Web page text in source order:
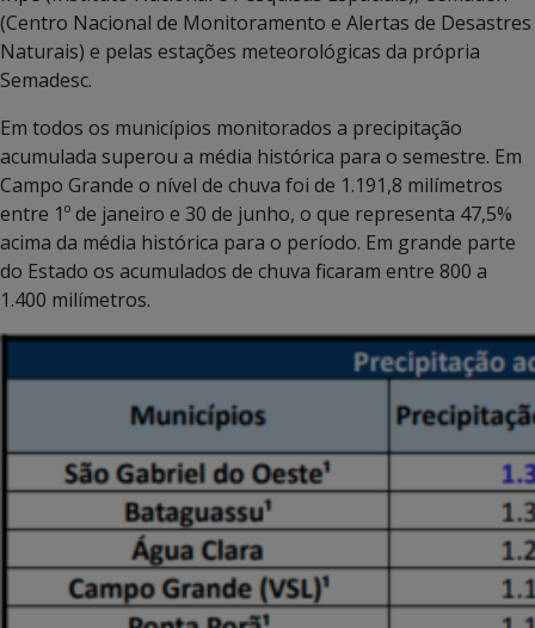
(Centro Nacional de Monitoramento e Alertas de Desastres
Naturais) e pelas estações meteorológicas da própria
Semadesc.
Em todos os municípios monitorados a precipitação
acumulada superou a média histórica para o semestre. Em
Campo Grande o nível de chuva foi de 1.191,8 milímetros
entre 1º de janeiro e 30 de junho, o que representa 47,5%
acima da média histórica para o período. Em grande parte
do Estado os acumulados de chuva ficaram entre 800 a
1.400 milímetros.